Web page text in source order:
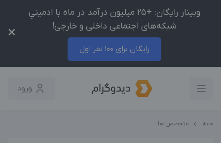
وبینار رایگان: +25 میلیون درآمد در ماه با ادمینیِ
شبکه‌های اجتماعی داخلی و خارجی!
رایگان برای 100 نفر اول
×
ورود
خانه متخصص ها